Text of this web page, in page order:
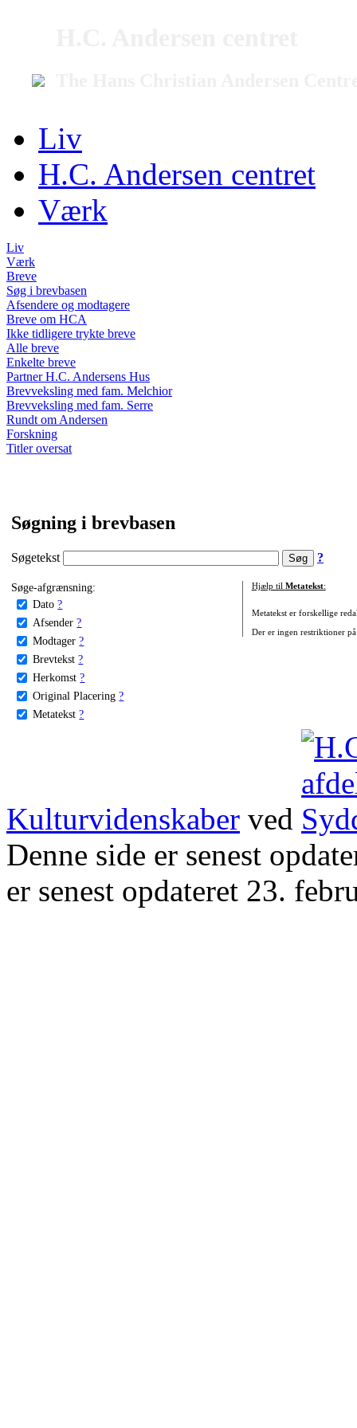
Liv
H.C. Andersen centret
Værk
Liv
Værk
Breve
Søg i brevbasen
Afsendere og modtagere
Breve om HCA
Ikke tidligere trykte breve
Alle breve
Enkelte breve
Partner H.C. Andersens Hus
Brevveksling med fam. Melchior
Brevveksling med fam. Serre
Rundt om Andersen
Forskning
Titler oversat
Søgning i brevbasen
Søgetekst ?
Søge-afgrænsning:
Dato ?
Afsender ?
Modtager ?
Brevtekst ?
Herkomst ?
Original Placering ?
Metatekst ?
Hjælp til Metatekst:
Metatekst er forskellige
Der er ingen restriktioner
Kulturvidenskaber ved
Denne side er senest
er senest opdateret 23.